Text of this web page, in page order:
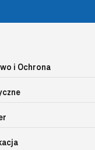
i Ochrona